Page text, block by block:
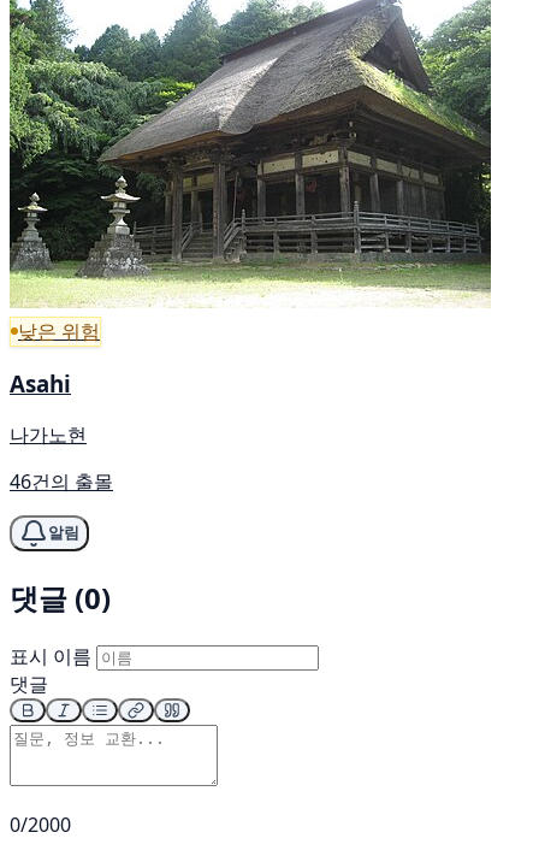
낮은 위험
Asahi
나가노현
46건의 출몰
알림
댓글 (0)
표시 이름
댓글
0/2000